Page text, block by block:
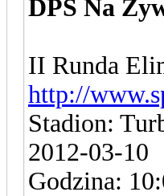
DPŚ Na
II Runda
http://
Stadion:
2012-03-10
Godzina: